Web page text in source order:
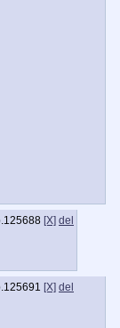
125688 [X] del
125691 [X] del